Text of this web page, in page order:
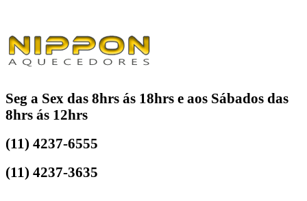
Seg a Sex das 8hrs ás 18hrs e aos Sábados das
8hrs ás 12hrs
(11) 4237-6555
(11) 4237-3635